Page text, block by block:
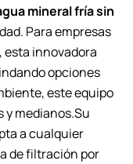
mineral fría sin
Para empresas
esta innovadora
opciones
este equipo
y medianos.Su
a cualquier
de filtración por